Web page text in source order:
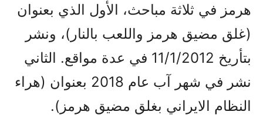
هرمز في ثلاثة مباحث، الأول الذي بعنوان
(غلق مضيق هرمز واللعب بالنار)، ونشر
بتأريخ 11/1/2012 في عدة مواقع. الثاني
نشر في شهر آب عام 2018 بعنوان (هراء
النظام الايراني بغلق مضيق هرمز).